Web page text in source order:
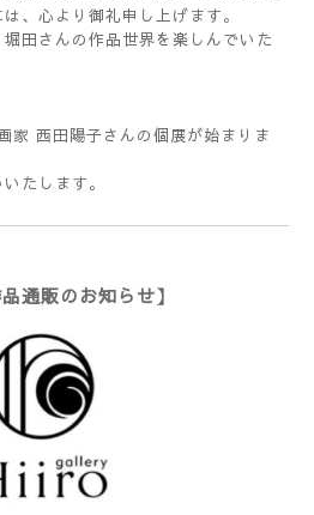
、心より御礼申し上げます。
田さんの作品世界を楽しんでいた
家 西田陽子さんの個展が始まりま
たします。
通販のお知らせ】